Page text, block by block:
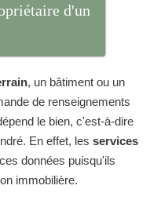
d'un
, un bâtiment ou un
de renseignements
le bien, c'est-à-dire
En effet, les services
données puisqu'ils
immobilière.